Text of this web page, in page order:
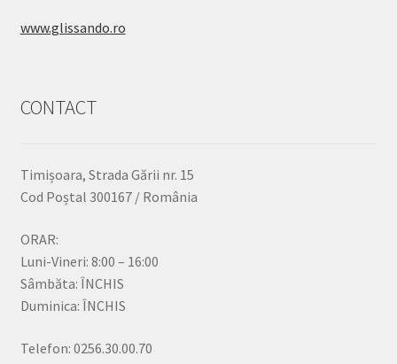
www.glissando.ro
CONTACT
Timișoara, Strada Gării nr. 15
Cod Poștal 300167 / România
ORAR:
Luni-Vineri: 8:00 – 16:00
Sâmbăta: ÎNCHIS
Duminica: ÎNCHIS
Telefon: 0256.30.00.70